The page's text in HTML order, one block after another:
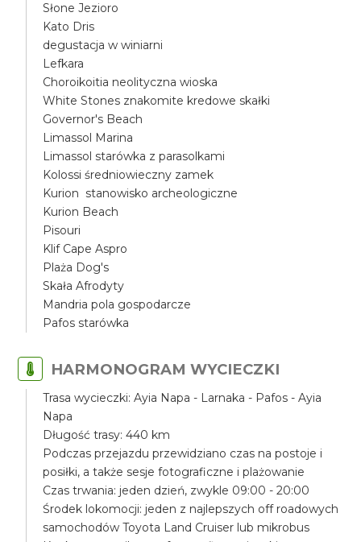
Słone Jezioro
Kato Dris
degustacja w winiarni
Lefkara
Choroikoitia neolityczna wioska
White Stones znakomite kredowe skałki
Governor's Beach
Limassol Marina
Limassol starówka z parasolkami
Kolossi średniowieczny zamek
Kurion stanowisko archeologiczne
Kurion Beach
Pisouri
Klif Cape Aspro
Plaża Dog's
Skała Afrodyty
Mandria pola gospodarcze
Pafos starówka
HARMONOGRAM WYCIECZKI
Trasa wycieczki: Ayia Napa - Larnaka - Pafos - Ayia
Napa
Długość trasy: 440 km
Podczas przejazdu przewidziano czas na postoje i
posiłki, a także sesje fotograficzne i plażowanie
Czas trwania: jeden dzień, zwykle 09:00 - 20:00
Środek lokomocji: jeden z najlepszych off roadowych
samochodów Toyota Land Cruiser lub mikrobus